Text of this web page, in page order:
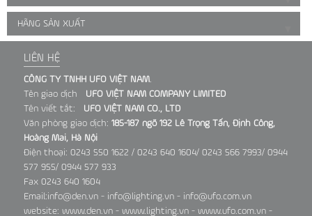
HÃNG SẢN XUẤT
LIÊN HỆ
CÔNG TY TNHH UFO VIỆT NAM.
Tên giao dịch
UFO VIỆT NAM COMPANY LIMITED
Tên viết tắt: UFO VIỆT NAM CO., LTD
Văn phòng giao dịch: 185-187 ngõ 192 Lê Trọng Tấn, Định Công,
Hoàng Mai, Hà Nội
Điện thoại: 0243 550 1622 / 0243 640 1604/ 0243 566 7993/ 0944
577 955/ 0944 577 933
Fax 0243 640 1604
Email:info@den.vn - info@lighting.vn - info@ufo.com.vn
website: www.den.vn - www.lighting.vn - www.ufo.com.vn -